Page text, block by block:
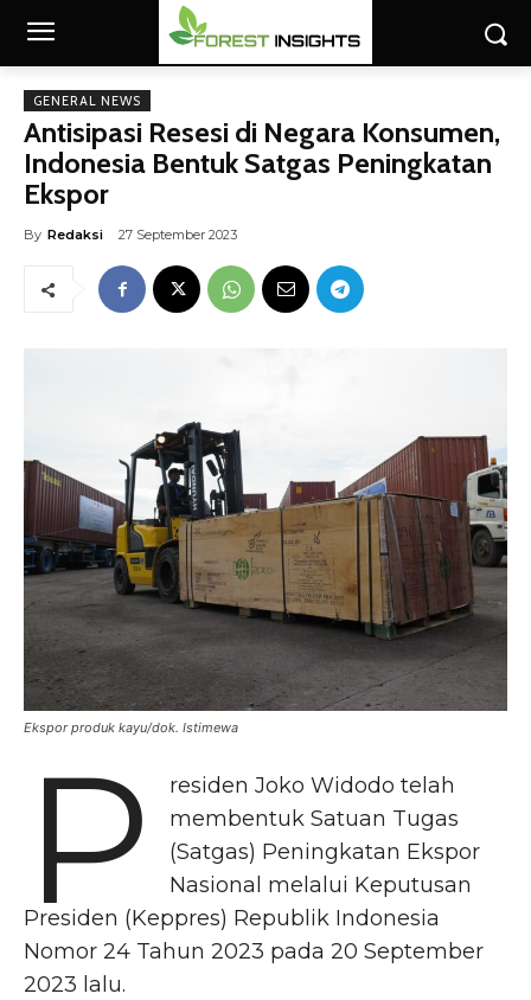
GENERAL NEWS
Antisipasi Resesi di Negara Konsumen,
Indonesia Bentuk Satgas Peningkatan
Ekspor
By Redaksi 27 September 2023
Ekspor produk kayu/dok. Istimewa
P
residen Joko Widodo telah
membentuk Satuan Tugas
(Satgas) Peningkatan Ekspor
Nasional melalui Keputusan
Presiden (Keppres) Republik Indonesia
Nomor 24 Tahun 2023 pada 20 September
2023 lalu.